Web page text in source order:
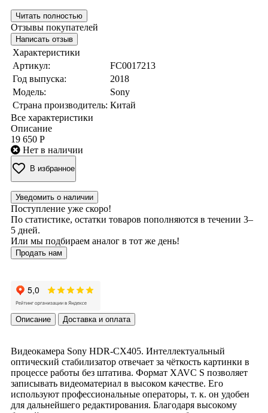
Читать полностью
Отзывы покупателей
Написать отзыв
Характеристики
Артикул:
FC0017213
Год выпуска:
2018
Модель:
Sony
Страна производитель: Китай
Все характеристики
Описание
19 650 Р
Нет в наличии
В избранное
Уведомить о наличии
Поступление уже скоро!
По статистике, остатки товаров пополняются в течении 3–
5 дней.
Или мы подбираем аналог в тот же день!
Продать нам
Описание Доставка и оплата
Видеокамера Sony HDR-CX405. Интеллектуальный
оптический стабилизатор отвечает за чёткость картинки в
процессе работы без штатива. Формат XAVC S позволяет
записывать видеоматериал в высоком качестве. Его
используют профессиональные операторы, т. к. он удобен
для дальнейшего редактирования. Благодаря высокому